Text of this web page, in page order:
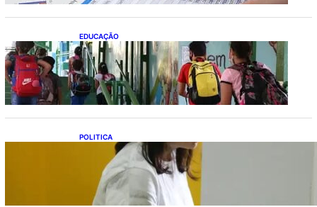
EDUCAÇÃO
Ensino fundamental melhora nas redes
municipais
POLITICA
Justiça Eleitoral prevê orçamento de R$ 13,9
bilhões para 2027; proposta segue para
PLOA